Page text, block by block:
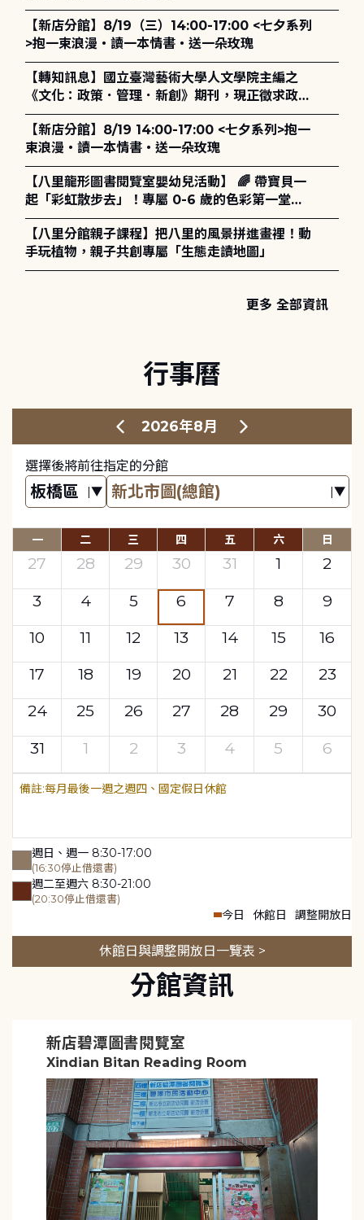
【新店分館】8/19（三）14:00-17:00 <七夕系列
>抱一束浪漫・讀一本情書・送一朵玫瑰
【轉知訊息】國立臺灣藝術大學人文學院主編之
《文化：政策．管理．新創》期刊，現正徵求政策
評論、書評及【邁向具回應力的博物館治理：政
策、領導與管理】主題特刊稿件至2027年6月1日
止，歡迎踴躍投稿。
【新店分館】8/19 14:00-17:00 <七夕系列>抱一
束浪漫・讀一本情書・送一朵玫瑰
【八里龍形圖書閱覽室嬰幼兒活動】 🌈 帶寶貝一
起「彩虹散步去」！專屬 0-6 歲的色彩第一堂美
學課來囉！ ✨
【八里分館親子課程】把八里的風景拼進畫裡！動
手玩植物，親子共創專屬「生態走讀地圖」
更多 全部資訊
行事曆
2026年8月
選擇後將前往指定的分館
一 二 三 四 五 六 日
27 28 29 30 31 1
2
3
4 5 6 7 8
9
10
11 12 13 14 15
16
17
18 19 20 21 22
23
24
25 26 27 28 29
30
31
1 2 3 4 5 6
每月最後一週之週四、國定假日休館
週日、週一 8:30-17:00
(16:30停止借還書)
週二至週六 8:30-21:00
(20:30停止借還書)
今日 休館日 調整開放日
休館日與調整開放日一覽表 >
分館資訊
新店碧潭圖書閱覽室
Xindian Bitan Reading Room